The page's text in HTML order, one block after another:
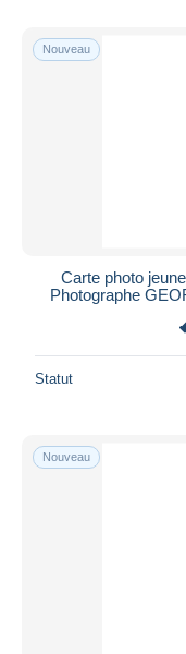
Nouveau
Carte photo
Photographe
Statut
Nouveau